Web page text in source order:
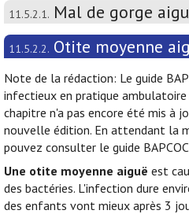
11.5.2.1. Mal de gorge aigu
11.5.2.2. Otite moyenne
Note de la rédaction: Le guide
infectieux en pratique ambulatoire
chapitre n'a pas encore été mis à
nouvelle édition. En attendant la
pouvez consulter le guide
Une otite moyenne aiguë est
des bactéries. L'infection dure
des enfants vont mieux après 3